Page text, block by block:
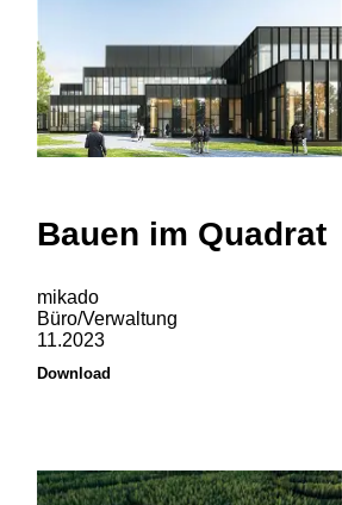
Bauen im Quadrat
mikado
Büro/Verwaltung
11.2023
Download